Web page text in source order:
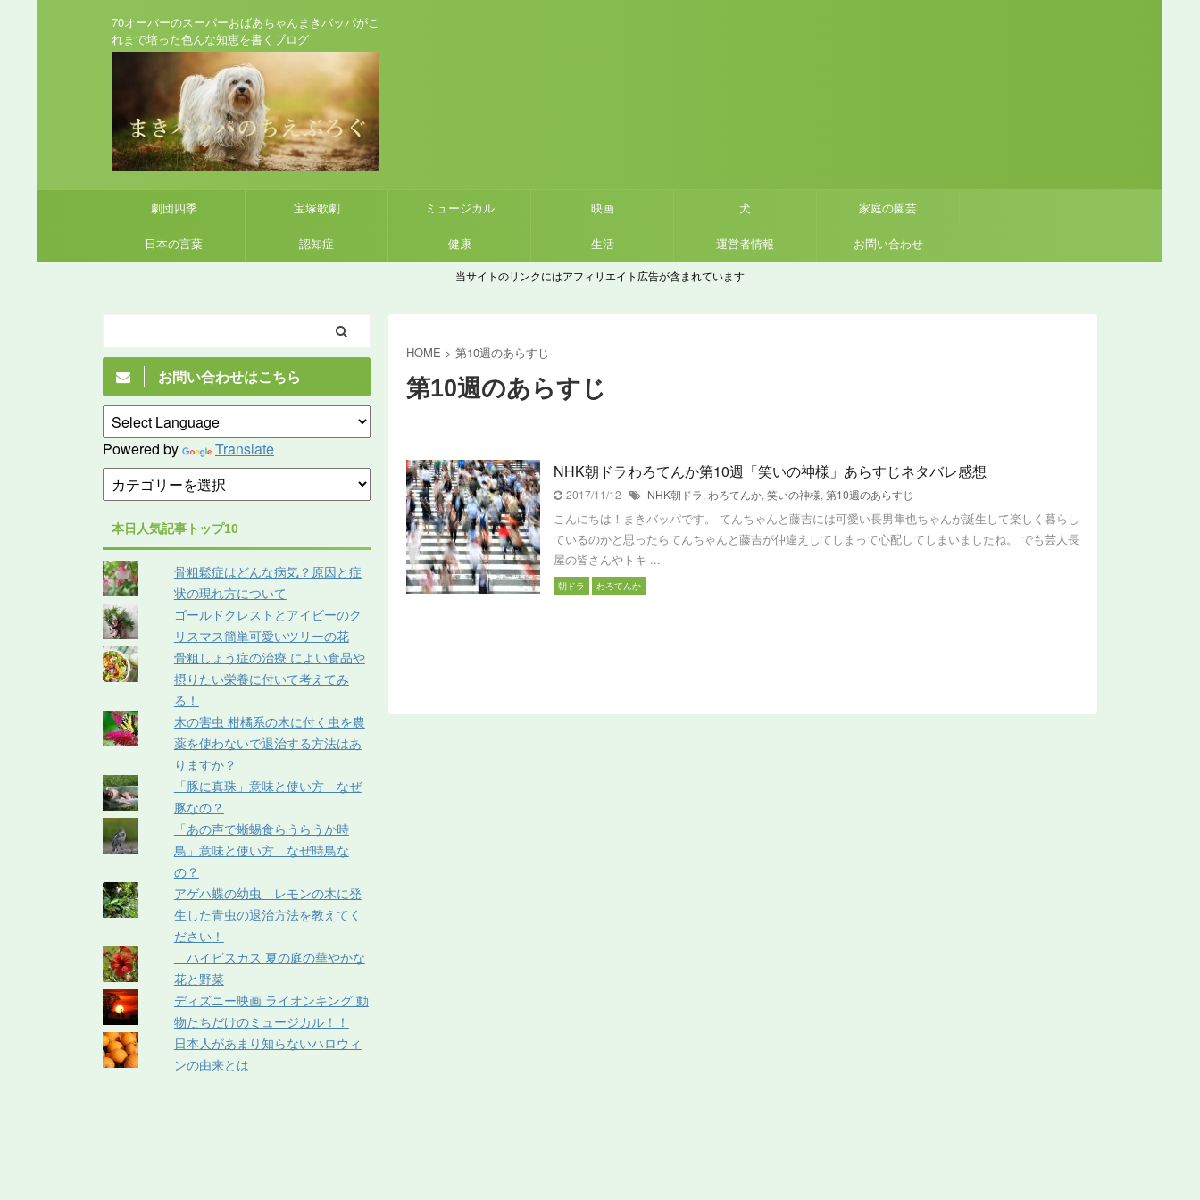
70オーバーのスーパーおばあちゃんまきバッパがこ
れまで培った色んな知恵を書くブログ
劇団四季 宝塚歌劇 ミュージカル 映画 犬 家庭の園芸
日本の言葉 認知症 健康 生活 運営者情報 お問い合わせ
当サイトのリンクにはアフィリエイト広告が含まれています
HOME > 第10週のあらすじ
第10週のあらすじ
NHK朝ドラわろてんか第10週「笑いの神様」あらすじネタバレ感想
2017/11/12 NHK朝ドラ, わろてんか, 笑いの神様, 第10週のあらすじ
こんにちは！まきバッパです。 てんちゃんと藤吉には可愛い長男隼也ちゃんが誕生して楽しく暮らし
ているのかと思ったらてんちゃんと藤吉が仲違えしてしまって心配してしまいましたね。 でも芸人長
屋の皆さんやトキ ...
朝ドラ わろてんか
お問い合わせはこちら
Powered by Translate
本日人気記事トップ10
骨粗鬆症はどんな病気？原因と症
状の現れ方について
ゴールドクレストとアイビーのク
リスマス簡単可愛いツリーの花
骨粗しょう症の治療 によい食品や
摂りたい栄養に付いて考えてみ
る！
木の害虫 柑橘系の木に付く虫を農
薬を使わないで退治する方法はあ
りますか？
「豚に真珠」意味と使い方 なぜ
豚なの？
「あの声で蜥蜴食らうらうか時
鳥」意味と使い方 なぜ時鳥な
の？
アゲハ蝶の幼虫 レモンの木に発
生した青虫の退治方法を教えてく
ださい！
ハイビスカス 夏の庭の華やかな
花と野菜
ディズニー映画 ライオンキング 動
物たちだけのミュージカル！！
日本人があまり知らないハロウィ
ンの由来とは